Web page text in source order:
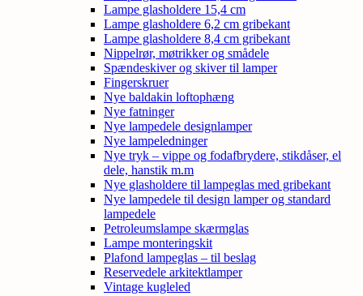
Lampe glasholdere 15,4 cm
Lampe glasholdere 6,2 cm gribekant
Lampe glasholdere 8,4 cm gribekant
Nippelrør, møtrikker og smådele
Spændeskiver og skiver til lamper
Fingerskruer
Nye baldakin loftophæng
Nye fatninger
Nye lampedele designlamper
Nye lampeledninger
Nye tryk – vippe og fodafbrydere, stikdåser, el
dele, hanstik m.m
Nye glasholdere til lampeglas med gribekant
Nye lampedele til design lamper og standard
lampedele
Petroleumslampe skærmglas
Lampe monteringskit
Plafond lampeglas – til beslag
Reservedele arkitektlamper
Vintage kugleled